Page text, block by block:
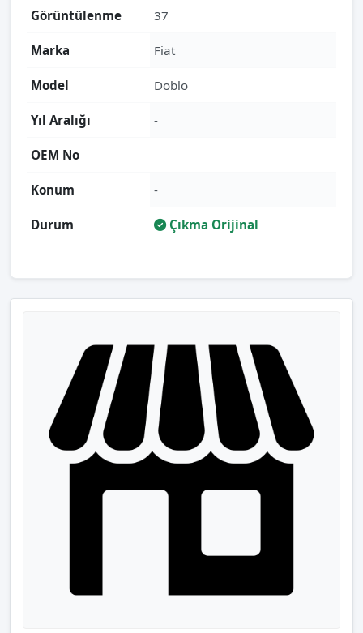
Görüntülenme 37
Marka Fiat
Model Doblo
Yıl Aralığı -
OEM No
Konum -
Durum Çıkma Orijinal